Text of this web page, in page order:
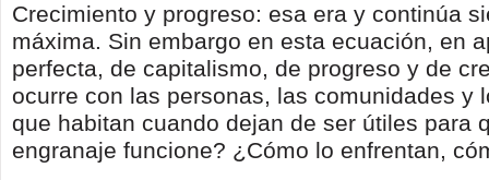
Crecimiento y progreso: esa era y continúa
máxima. Sin embargo en esta ecuación, en
perfecta, de capitalismo, de progreso y de
ocurre con las personas, las comunidades y
que habitan cuando dejan de ser útiles para
engranaje funcione? ¿Cómo lo enfrentan,